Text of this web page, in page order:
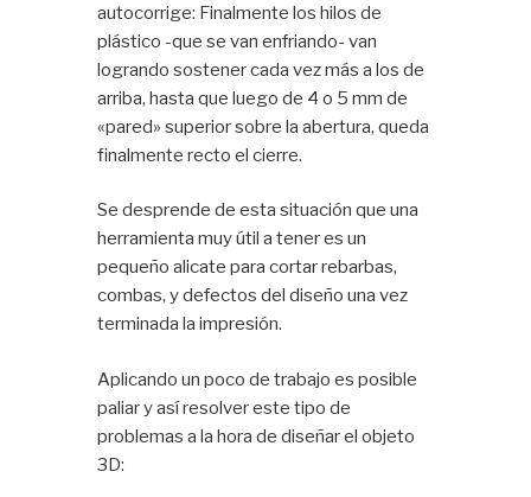
autocorrige: Finalmente los hilos de
plástico -que se van enfriando- van
logrando sostener cada vez más a los de
arriba, hasta que luego de 4 o 5 mm de
«pared» superior sobre la abertura, queda
finalmente recto el cierre.
Se desprende de esta situación que una
herramienta muy útil a tener es un
pequeño alicate para cortar rebarbas,
combas, y defectos del diseño una vez
terminada la impresión.
Aplicando un poco de trabajo es posible
paliar y así resolver este tipo de
problemas a la hora de diseñar el objeto
3D: